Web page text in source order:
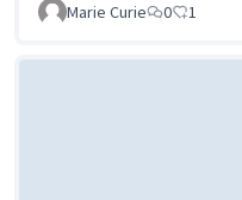
Marie Curie
0 1